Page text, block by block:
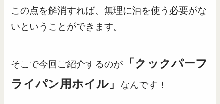
この点を解消すれば、無理に油を使う必要がな
いということができます。
そこで今回ご紹介するのが
「クックパーフ
ライパン用ホイル」
なんです！